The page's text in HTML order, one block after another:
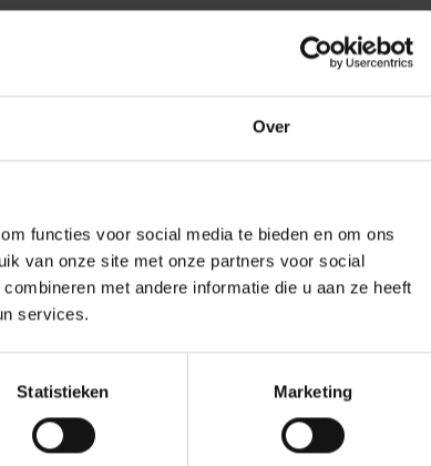
Over
functies voor social media te bieden en om ons
van onze site met onze partners voor social
met andere informatie die u aan ze heeft
services.
Statistieken Marketing
ten
uit
om